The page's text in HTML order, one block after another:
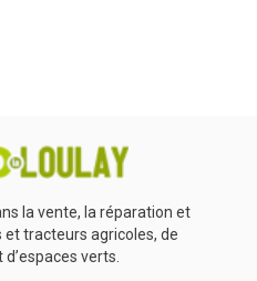
la vente, la réparation et
et tracteurs agricoles, de
verts.